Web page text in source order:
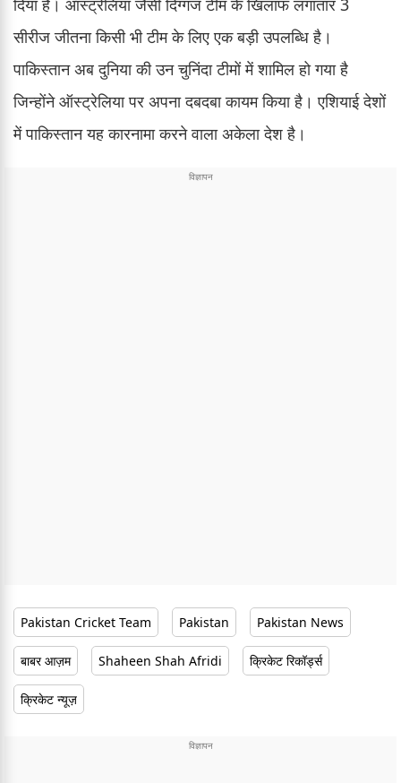
सीरीज जीतना किसी भी टीम के लिए एक बड़ी उपलब्धि है।
पाकिस्तान अब दुनिया की उन चुनिंदा टीमों में शामिल हो गया है
जिन्होंने ऑस्ट्रेलिया पर अपना दबदबा कायम किया है। एशियाई देशों
में पाकिस्तान यह कारनामा करने वाला अकेला देश है।
Pakistan Cricket Team Pakistan Pakistan News
बाबर आज़म Shaheen Shah Afridi क्रिकेट रिकॉर्ड्स
क्रिकेट न्यूज़